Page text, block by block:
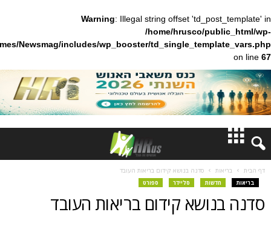
Warning: Illegal string offset
/home/hrusco/
content/themes/Newsmag/includes/wp_booster/
חדשות
סדנה בנושא קידום בריאות העובד
חדשות סליידר ספורט
קידום בריאות העובד